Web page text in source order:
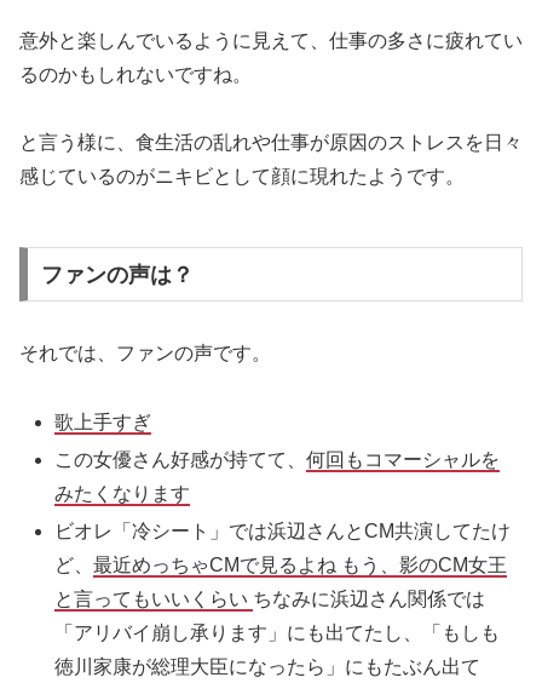
意外と楽しんでいるように見えて、仕事の多さに疲れてい
るのかもしれないですね。
と言う様に、食生活の乱れや仕事が原因のストレスを日々
感じているのがニキビとして顔に現れたようです。
ファンの声は？
それでは、ファンの声です。
歌上手すぎ
この女優さん好感が持てて、何回もコマーシャルを
みたくなります
ビオレ「冷シート」では浜辺さんとCM共演してたけ
ど、最近めっちゃCMで見るよね もう、影のCM女王
と言ってもいいくらい ちなみに浜辺さん関係では
「アリバイ崩し承ります」にも出てたし、「もしも
徳川家康が総理大臣になったら」にもたぶん出て